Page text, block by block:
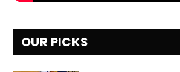
OUR PICKS